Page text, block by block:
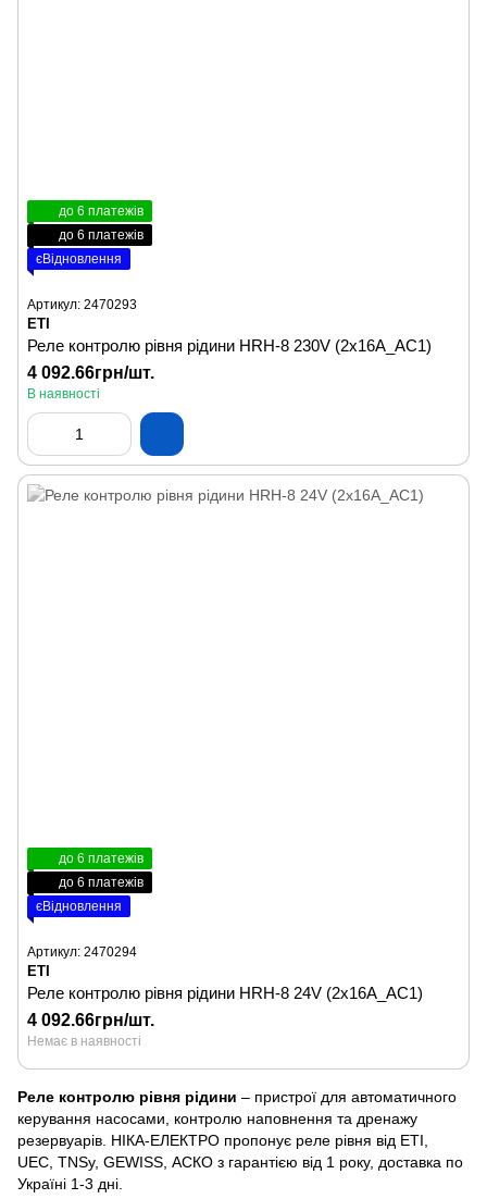
до 6 платежів
до 6 платежів
єВідновлення
Артикул: 2470293
ETI
Реле контролю рівня рідини HRH-8 230V (2x16A_AC1)
4 092.66грн/шт.
В наявності
до 6 платежів
до 6 платежів
єВідновлення
Артикул: 2470294
ETI
Реле контролю рівня рідини HRH-8 24V (2x16A_AC1)
4 092.66грн/шт.
Немає в наявності
Реле контролю рівня рідини – пристрої для автоматичного
керування насосами, контролю наповнення та дренажу
резервуарів. НІКА-ЕЛЕКТРО пропонує реле рівня від ETI,
UEC, TNSy, GEWISS, АСКО з гарантією від 1 року, доставка по
Україні 1-3 дні.